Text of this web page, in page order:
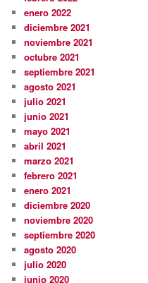
enero 2022
diciembre 2021
noviembre 2021
octubre 2021
septiembre 2021
agosto 2021
julio 2021
junio 2021
mayo 2021
abril 2021
marzo 2021
febrero 2021
enero 2021
diciembre 2020
noviembre 2020
septiembre 2020
agosto 2020
julio 2020
junio 2020